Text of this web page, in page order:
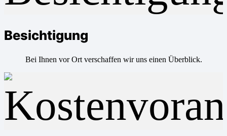
Besichtigung
Bei Ihnen vor Ort verschaffen wir uns einen Überblick.